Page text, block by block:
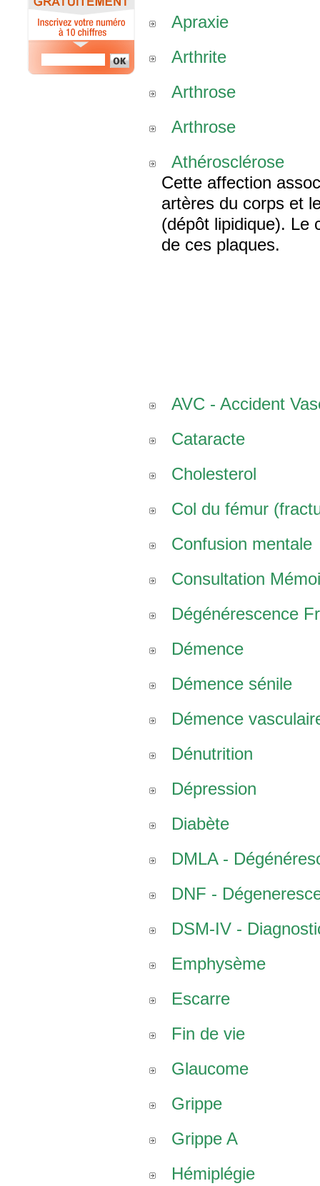
Apraxie
Arthrite
Arthrose
Arthrose
Athérosclérose
Cette affection
artères du corps et
(dépôt lipidique). Le
de ces plaques.
AVC - Accident
Cataracte
Cholesterol
Col du fémur
Confusion mentale
Consultation
Dégénérescence
Démence
Démence sénile
Démence
Dénutrition
Dépression
Diabète
DMLA -
DNF -
DSM-IV -
Emphysème
Escarre
Fin de vie
Glaucome
Grippe
Grippe A
Hémiplégie